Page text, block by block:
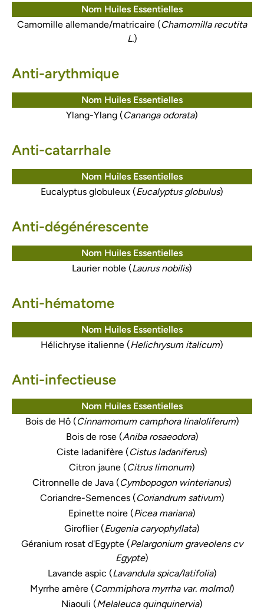
Nom Huiles Essentielles
Camomille allemande/matricaire (Chamomilla recutita
L.)
Anti-arythmique
Nom Huiles Essentielles
Ylang-Ylang (Cananga odorata)
Anti-catarrhale
Nom Huiles Essentielles
Eucalyptus globuleux (Eucalyptus globulus)
Anti-dégénérescente
Nom Huiles Essentielles
Laurier noble (Laurus nobilis)
Anti-hématome
Nom Huiles Essentielles
Hélichryse italienne (Helichrysum italicum)
Anti-infectieuse
Nom Huiles Essentielles
Bois de Hô (Cinnamomum camphora linaloliferum)
Bois de rose (Aniba rosaeodora)
Ciste ladanifère (Cistus ladaniferus)
Citron jaune (Citrus limonum)
Citronnelle de Java (Cymbopogon winterianus)
Coriandre-Semences (Coriandrum sativum)
Epinette noire (Picea mariana)
Giroflier (Eugenia caryophyllata)
Géranium rosat d'Egypte (Pelargonium graveolens cv
Egypte)
Lavande aspic (Lavandula spica/latifolia)
Myrrhe amère (Commiphora myrrha var. molmol)
Niaouli (Melaleuca quinquinervia)